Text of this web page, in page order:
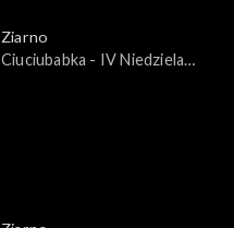
Ziarno
Ciuciubabka - IV Niedziela